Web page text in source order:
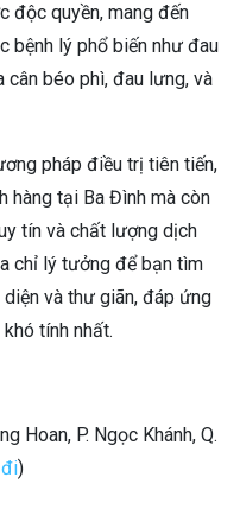
độc quyền, mang đến
bệnh lý phổ biến như đau
cân béo phì, đau lưng, và
pháp điều trị tiên tiến,
hàng tại Ba Đình mà còn
tín và chất lượng dịch
chỉ lý tưởng để bạn tìm
và thư giãn, đáp ứng
tính nhất.
Hoan, P. Ngọc Khánh, Q.
)